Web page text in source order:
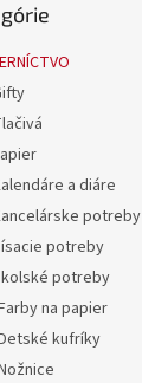
a diáre
potreby
potreby
potreby
na papier
kufríky